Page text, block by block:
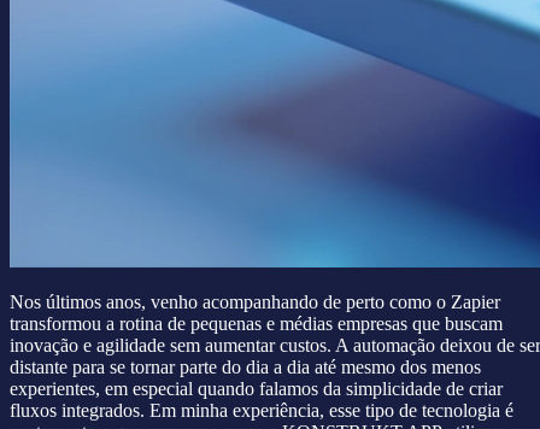
Nos últimos anos, venho acompanhando de perto como o Zapier
transformou a rotina de pequenas e médias empresas que buscam
inovação e agilidade sem aumentar custos. A automação deixou de ser
distante para se tornar parte do dia a dia até mesmo dos menos
experientes, em especial quando falamos da simplicidade de criar
fluxos integrados. Em minha experiência, esse tipo de tecnologia é